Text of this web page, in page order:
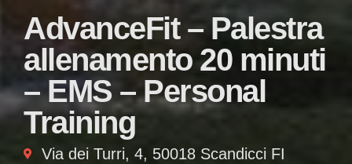
AdvanceFit – Palestra
allenamento 20 minuti
– EMS – Personal
Training
Via dei Turri, 4, 50018 Scandicci FI